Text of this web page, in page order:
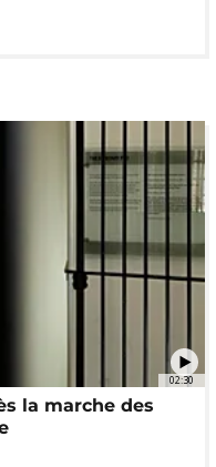
02:30
la marche des